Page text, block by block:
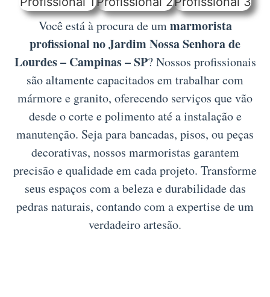
Você está à procura de ummarmorista
profissional no Jardim Nossa Senhora de
Lourdes – Campinas – SP? Nossos profissionais
são altamente capacitados em trabalhar com
mármore e granito, oferecendo serviços que vão
desde o corte e polimento até a instalação e
manutenção. Seja para bancadas, pisos, ou peças
decorativas, nossos marmoristas garantem
precisão e qualidade em cada projeto. Transforme
seus espaços com a beleza e durabilidade das
pedras naturais, contando com a expertise de um
verdadeiro artesão.